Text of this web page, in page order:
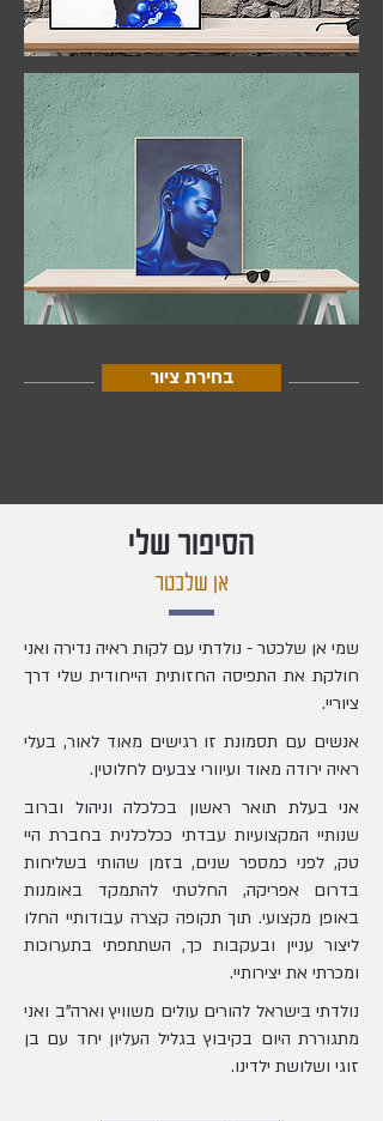
בחירת ציור
הסיפור שלי
אן שלכטר
שמי אן שלכטר - נולדתי עם לקות ראיה נדירה ואני
חולקת את התפיסה החזותית הייחודית שלי דרך
ציוריי.
אנשים עם תסמונת זו רגישים מאוד לאור, בעלי
ראיה ירודה מאוד ועיוורי צבעים לחלוטין.
אני בעלת תואר ראשון בכלכלה וניהול וברוב
שנותיי המקצועיות עבדתי ככלכלנית בחברת היי
טק, לפני כמספר שנים, בזמן שהותי בשליחות
בדרום אפריקה, החלטתי להתמקד באומנות
באופן מקצועי. תוך תקופה קצרה עבודותיי החלו
ליצור עניין ובעקבות כך, השתתפתי בתערוכות
ומכרתי את יצירותיי.
נולדתי בישראל להורים עולים משוויץ וארה"ב ואני
מתגוררת היום בקיבוץ בגליל העליון יחד עם בן
זוגי ושלושת ילדינו.